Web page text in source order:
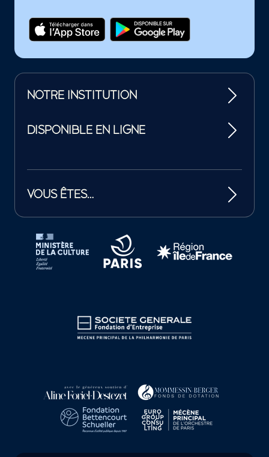
NOTRE INSTITUTION
DISPONIBLE EN LIGNE
VOUS ÊTES…
Tutelles et mécènes de la Philharmonie de Paris